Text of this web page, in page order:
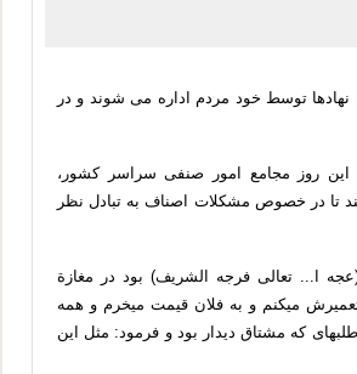
نهادها توسط خود مردم اداره مى شوند و در
این روز مجامع امور صنفى سراسر
کشور،
تا در خصوص مشکلات اصناف به تبادل نظر
عجه ا ...تعالی فرجه الشریف) بود در
مغازة
میکنم و به فلان قیمت میخرم و همه
طلبهای که مشتاق دیدار بود و فرمود : مثل این